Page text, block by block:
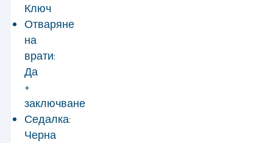
Ключ
Отваряне
на
врати:
Да
+
заключване
Седалка:
Черна